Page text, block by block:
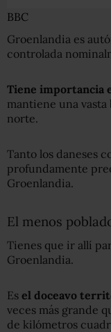
BBC
Groenlandia es
controlada
Tiene importancia
mantiene una
norte.
Tanto los daneses
profundamente
Groenlandia.
El menos
Tienes que ir allí
Groenlandia.
Es el doceavo
veces más grande
de kilómetros